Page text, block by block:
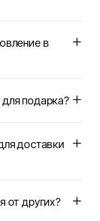
в
подарка?
доставки
от других?